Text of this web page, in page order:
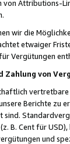
Attributions-
wir die
etwaiger
Vergütungen
Zahlung von
vertretbare
Berichte zu
sind.
B. Cent für
und